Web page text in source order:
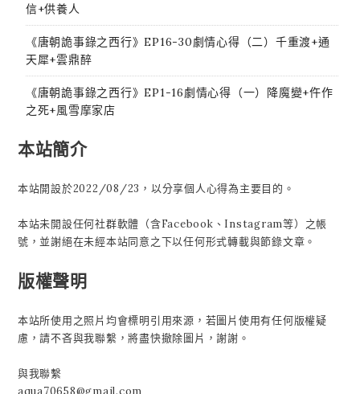
信+供養人
《唐朝詭事錄之西行》EP16-30劇情心得（二）千重渡+通
天犀+雲鼎醉
《唐朝詭事錄之西行》EP1-16劇情心得（一）降魔變+仵作
之死+風雪摩家店
本站簡介
本站開設於2022/08/23，以分享個人心得為主要目的。
本站未開設任何社群軟體（含Facebook、Instagram等）之帳
號，並謝絕在未經本站同意之下以任何形式轉載與節錄文章。
版權聲明
本站所使用之照片均會標明引用來源，若圖片使用有任何版權疑
慮，請不吝與我聯繫，將盡快撤除圖片，謝謝。
與我聯繫
aqua70658@gmail.com